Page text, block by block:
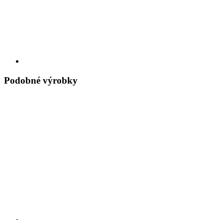
Podobné výrobky